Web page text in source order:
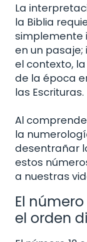
La
la Biblia
simplemente
en un
el contexto,
de la época
las Escrituras.
Al
la
desentrañar
estos
a nuestras
El
el orden